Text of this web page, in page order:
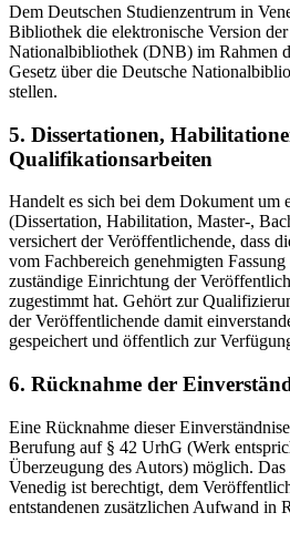
Dem Deutschen Studienzentrum in
Bibliothek die elektronische Version
Nationalbibliothek (DNB) im Rahmen
Gesetz über die Deutsche
stellen.
5. Dissertationen,
Qualifikationsarbeiten
Handelt es sich bei dem Dokument um
(Dissertation, Habilitation, Master-,
versichert der Veröffentlichende, dass
vom Fachbereich genehmigten
zuständige Einrichtung der
zugestimmt hat. Gehört zur
der Veröffentlichende damit
gespeichert und öffentlich zur
6. Rücknahme der
Eine Rücknahme dieser
Berufung auf § 42 UrhG (Werk
Überzeugung des Autors) möglich.
Venedig ist berechtigt, dem
entstandenen zusätzlichen Aufwand in